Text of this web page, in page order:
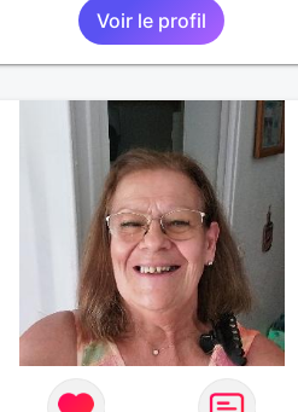
Voir le profil